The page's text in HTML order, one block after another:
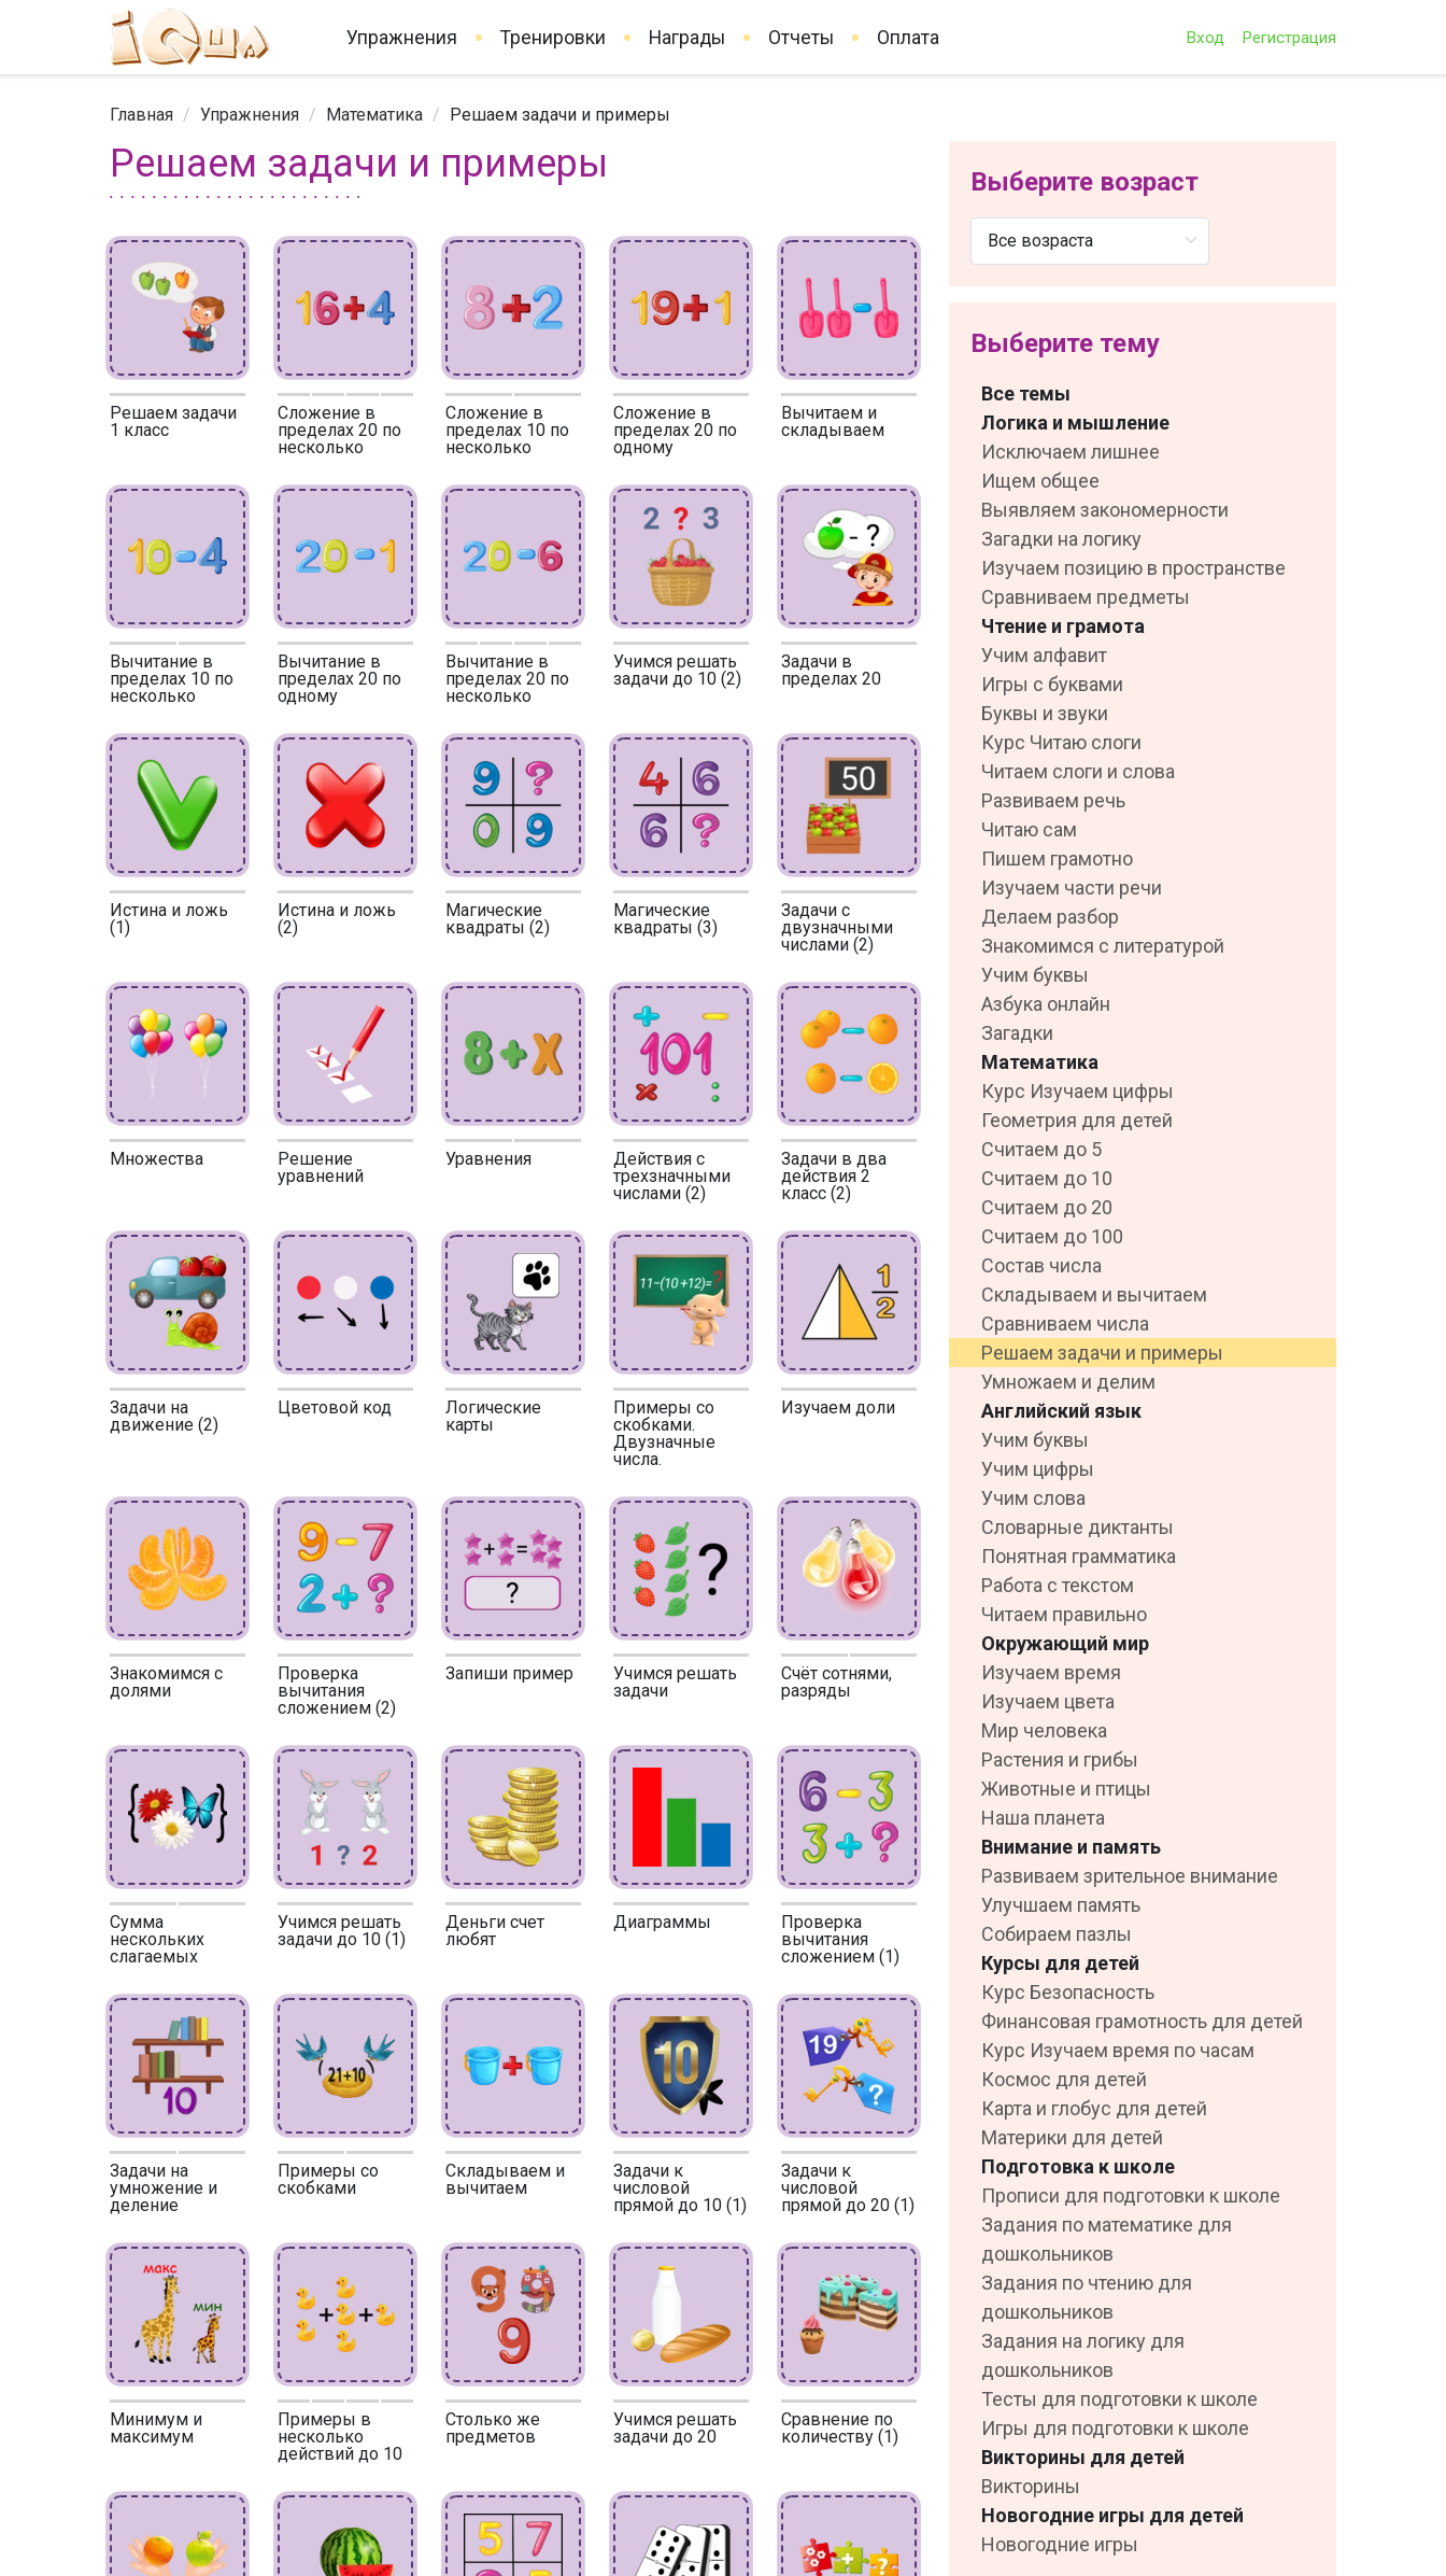
Упражнения Тренировки Награды Отчеты Оплата Вход Регистрация
Главная / Упражнения / Математика / Решаем задачи и примеры
Решаем задачи и примеры
Решаем задачи
1 класс
Сложение в
пределах 20 по
несколько
Сложение в
пределах 10 по
несколько
Сложение в
пределах 20 по
одному
Вычитаем и
складываем
Вычитание в
пределах 10 по
несколько
Вычитание в
пределах 20 по
одному
Вычитание в
пределах 20 по
несколько
Учимся решать
задачи до 10 (2)
Задачи в
пределах 20
Истина и ложь
(1)
Истина и ложь
(2)
Магические
квадраты (2)
Магические
квадраты (3)
Задачи с
двузначными
числами (2)
Множества
Решение
уравнений
Уравнения
Действия с
трехзначными
числами (2)
Задачи в два
действия 2
класс (2)
Задачи на
движение (2)
Цветовой код
Логические
карты
Примеры со
скобками.
Двузначные
числа.
Изучаем доли
Знакомимся с
долями
Проверка
вычитания
сложением (2)
Запиши пример
Учимся решать
задачи
Счёт сотнями,
разряды
Сумма
нескольких
слагаемых
Учимся решать
задачи до 10 (1)
Деньги счет
любят
Диаграммы
Проверка
вычитания
сложением (1)
Задачи на
умножение и
деление
Примеры со
скобками
Складываем и
вычитаем
Задачи к
числовой
прямой до 10 (1)
Задачи к
числовой
прямой до 20 (1)
Минимум и
максимум
Примеры в
несколько
действий до 10
Столько же
предметов
Учимся решать
задачи до 20
Сравнение по
количеству (1)
Выберите возраст
Выберите тему
Все темы
Логика и мышление
Исключаем лишнее
Ищем общее
Выявляем закономерности
Загадки на логику
Изучаем позицию в пространстве
Сравниваем предметы
Чтение и грамота
Учим алфавит
Игры с буквами
Буквы и звуки
Курс Читаю слоги
Читаем слоги и слова
Развиваем речь
Читаю сам
Пишем грамотно
Изучаем части речи
Делаем разбор
Знакомимся с литературой
Учим буквы
Азбука онлайн
Загадки
Математика
Курс Изучаем цифры
Геометрия для детей
Считаем до 5
Считаем до 10
Считаем до 20
Считаем до 100
Состав числа
Складываем и вычитаем
Сравниваем числа
Решаем задачи и примеры
Умножаем и делим
Английский язык
Учим буквы
Учим цифры
Учим слова
Словарные диктанты
Понятная грамматика
Работа с текстом
Читаем правильно
Окружающий мир
Изучаем время
Изучаем цвета
Мир человека
Растения и грибы
Животные и птицы
Наша планета
Внимание и память
Развиваем зрительное внимание
Улучшаем память
Собираем пазлы
Курсы для детей
Курс Безопасность
Финансовая грамотность для детей
Курс Изучаем время по часам
Космос для детей
Карта и глобус для детей
Материки для детей
Подготовка к школе
Прописи для подготовки к школе
Задания по математике для
дошкольников
Задания по чтению для
дошкольников
Задания на логику для
дошкольников
Тесты для подготовки к школе
Игры для подготовки к школе
Викторины для детей
Викторины
Новогодние игры для детей
Новогодние игры